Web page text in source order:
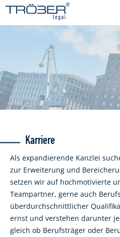
Karriere
Als expandierende Kanzlei
zur Erweiterung und
setzen wir auf hochmotivierte
Teampartner, gerne auch
überdurchschnittlicher
ernst und verstehen darunter
gleich ob Berufsträger oder